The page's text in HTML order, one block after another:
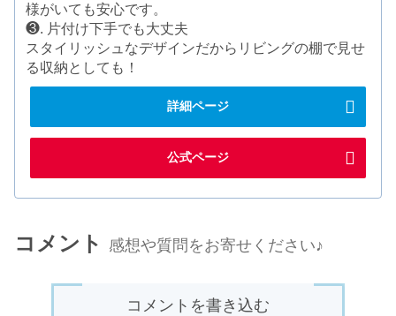
様がいても安心です。
❸. 片付け下手でも大丈夫
スタイリッシュなデザインだからリビングの棚で見せ
る収納としても！
詳細ページ
公式ページ
コメント 感想や質問をお寄せください♪
コメントを書き込む